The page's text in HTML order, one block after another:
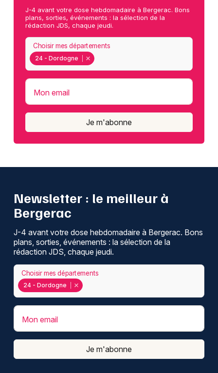
J-4 avant votre dose hebdomadaire à Bergerac. Bons
plans, sorties, événements : la sélection de la
rédaction JDS, chaque jeudi.
24 - Dordogne
Choisir mes départements
Mon email
Je m'abonne
Newsletter : le meilleur à
Bergerac
J-4 avant votre dose hebdomadaire à Bergerac. Bons
plans, sorties, événements : la sélection de la
rédaction JDS, chaque jeudi.
24 - Dordogne
Choisir mes départements
Mon email
Je m'abonne